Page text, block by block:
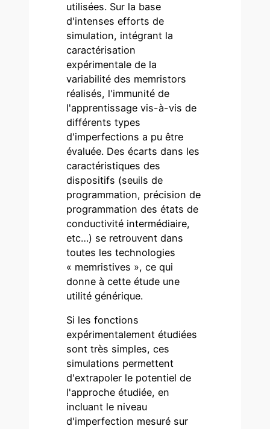
utilisées. Sur la base
d'intenses efforts de
simulation, intégrant la
caractérisation
expérimentale de la
variabilité des memristors
réalisés, l'immunité de
l'apprentissage vis-à-vis de
différents types
d'imperfections a pu être
évaluée. Des écarts dans les
caractéristiques des
dispositifs (seuils de
programmation, précision de
programmation des états de
conductivité intermédiaire,
etc…) se retrouvent dans
toutes les technologies
« memristives », ce qui
donne à cette étude une
utilité générique.
Si les fonctions
expérimentalement étudiées
sont très simples, ces
simulations permettent
d'extrapoler le potentiel de
l'approche étudiée, en
incluant le niveau
d'imperfection mesuré sur